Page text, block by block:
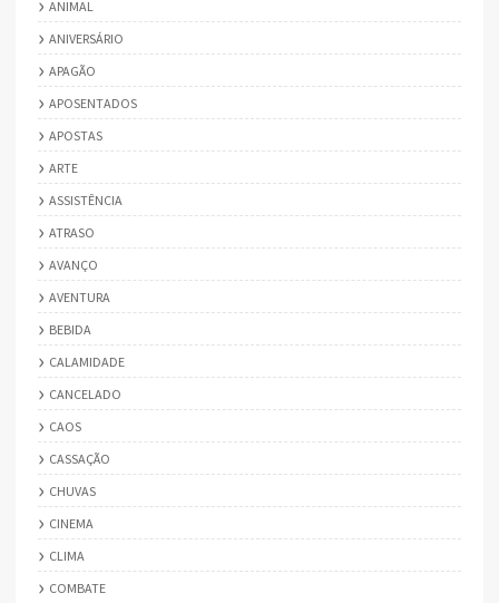
ANIMAL
ANIVERSÁRIO
APAGÃO
APOSENTADOS
APOSTAS
ARTE
ASSISTÊNCIA
ATRASO
AVANÇO
AVENTURA
BEBIDA
CALAMIDADE
CANCELADO
CAOS
CASSAÇÃO
CHUVAS
CINEMA
CLIMA
COMBATE